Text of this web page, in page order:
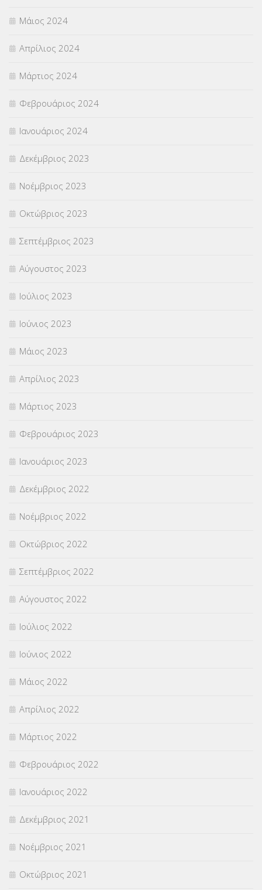
Μάιος 2024
Απρίλιος 2024
Μάρτιος 2024
Φεβρουάριος 2024
Ιανουάριος 2024
Δεκέμβριος 2023
Νοέμβριος 2023
Οκτώβριος 2023
Σεπτέμβριος 2023
Αύγουστος 2023
Ιούλιος 2023
Ιούνιος 2023
Μάιος 2023
Απρίλιος 2023
Μάρτιος 2023
Φεβρουάριος 2023
Ιανουάριος 2023
Δεκέμβριος 2022
Νοέμβριος 2022
Οκτώβριος 2022
Σεπτέμβριος 2022
Αύγουστος 2022
Ιούλιος 2022
Ιούνιος 2022
Μάιος 2022
Απρίλιος 2022
Μάρτιος 2022
Φεβρουάριος 2022
Ιανουάριος 2022
Δεκέμβριος 2021
Νοέμβριος 2021
Οκτώβριος 2021